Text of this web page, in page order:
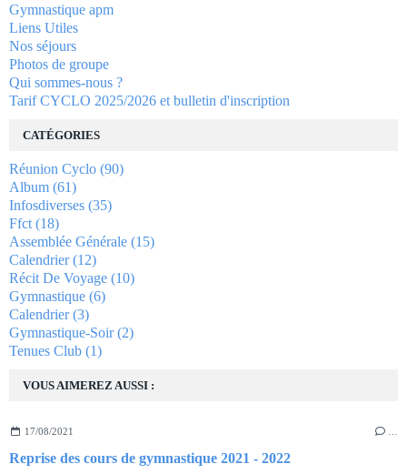
VOUS AIMEREZ AUSSI :
17/08/2021
Reprise des cours de gymnastique 2021 - 2022
Gymnastique apm
Liens Utiles
Nos séjours
Photos de groupe
Qui sommes-nous ?
Tarif CYCLO 2025/2026 et bulletin d'inscription
CATÉGORIES
Réunion Cyclo (90)
Album (61)
Infosdiverses (35)
Ffct (18)
Assemblée Générale (15)
Calendrier(12)
Récit De Voyage (10)
Gymnastique (6)
Calendrier(3)
Gymnastique-Soir(2)
Tenues Club (1)